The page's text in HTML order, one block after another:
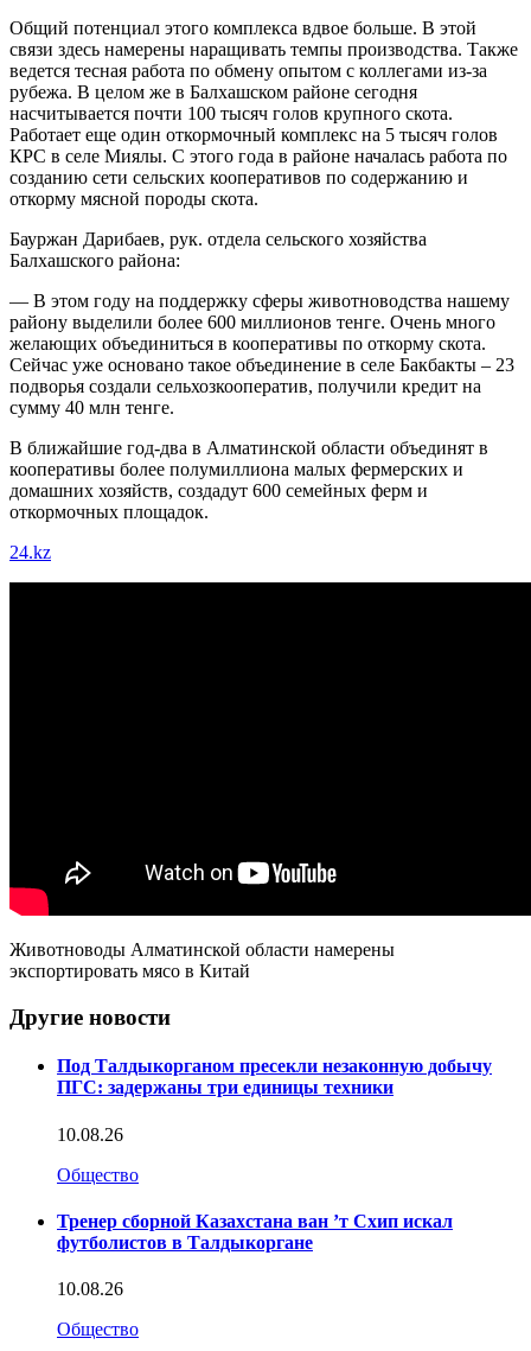
Общий потенциал этого комплекса вдвое больше. В этой
связи здесь намерены наращивать темпы производства. Также
ведется тесная работа по обмену опытом с коллегами из-за
рубежа. В целом же в Балхашском районе сегодня
насчитывается почти 100 тысяч голов крупного скота.
Работает еще один откормочный комплекс на 5 тысяч голов
КРС в селе Миялы. С этого года в районе началась работа по
созданию сети сельских кооперативов по содержанию и
откорму мясной породы скота.
Бауржан Дарибаев, рук. отдела сельского хозяйства
Балхашского района:
— В этом году на поддержку сферы животноводства нашему
району выделили более 600 миллионов тенге. Очень много
желающих объединиться в кооперативы по откорму скота.
Сейчас уже основано такое объединение в селе Бакбакты – 23
подворья создали сельхозкооператив, получили кредит на
сумму 40 млн тенге.
В ближайшие год-два в Алматинской области объединят в
кооперативы более полумиллиона малых фермерских и
домашних хозяйств, создадут 600 семейных ферм и
откормочных площадок.
24.kz
Животноводы Алматинской области намерены
экспортировать мясо в Китай
Другие новости
Под Талдыкорганом пресекли незаконную добычу
ПГС: задержаны три единицы техники
10.08.26
Общество
Тренер сборной Казахстана ван ’т Схип искал
футболистов в Талдыкоргане
10.08.26
Общество